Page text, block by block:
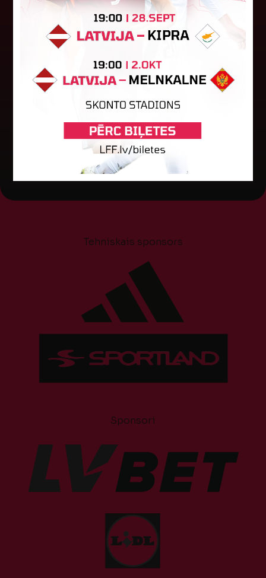
Jūlijā par labāko "LuckyBet" SFL
atzīta Keita Zviedre
Par "LuckyBet" Sieviešu futbola līgas jūnija
labāko spēlētāju atzīta FS "Metta" spēlētāja
Keita Zviedre. Uzvarētāja tika noskaidrota
balsojumā, kurā tika apkopotas...
06. augusts 2026.
Tehniskais sponsors
Sponsori